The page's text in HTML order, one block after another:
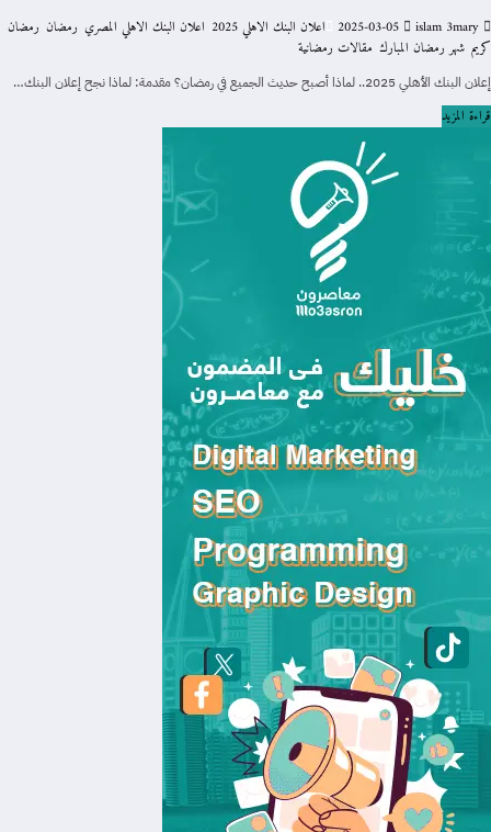
islam 3mary
2025-03-05 اعلان البنك الاهلي 2025 اعلان البنك الاهلي المصري رمضان رمضان
كريم شهر رمضان المبارك مقالات رمضانية
إعلان البنك الأهلي 2025.. لماذا أصبح حديث الجميع في رمضان؟ مقدمة: لماذا نجح إعلان البنك…
قراءة المزيد